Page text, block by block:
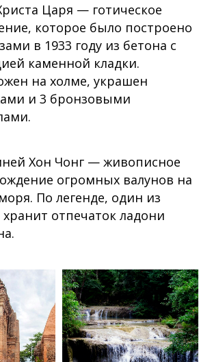
Царя — готическое
которое было построено
в 1933 году из бетона с
каменной кладки.
на холме, украшен
и 3 бронзовыми
Хон Чонг — живописное
огромных валунов на
По легенде, один из
отпечаток ладони